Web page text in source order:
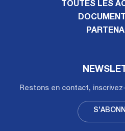
TOUTES LES
Restons en contact,